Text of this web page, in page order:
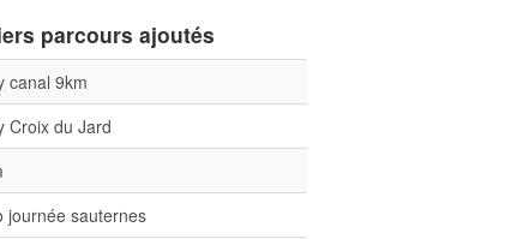
parcours ajoutés
canal 9km
Croix du Jard
journée sauternes